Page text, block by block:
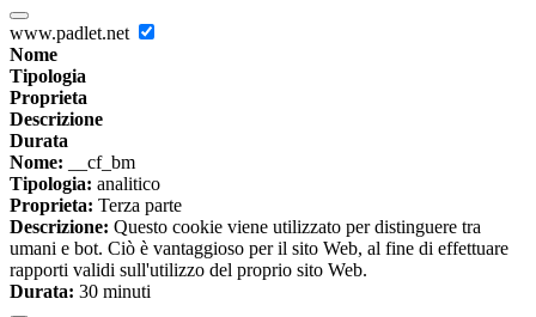
www.padlet.net
Nome
Tipologia
Proprieta
Descrizione
Durata
Nome: __cf_bm
Tipologia: analitico
Proprieta: Terza parte
Descrizione: Questo cookie viene utilizzato per distinguere tra
umani e bot. Ciò è vantaggioso per il sito Web, al fine di effettuare
rapporti validi sull'utilizzo del proprio sito Web.
Durata: 30 minuti